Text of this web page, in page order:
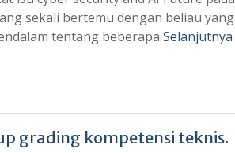
sekali bertemu dengan beliau yang
tentang beberapa Selanjutnya
grading kompetensi teknis.